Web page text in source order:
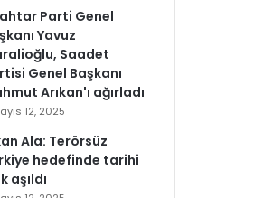
Parti Genel
Yavuz
Saadet
Genel Başkanı
Arıkan'ı ağırladı
12, 2025
Ala: Terörsüz
hedefinde tarihi
aşıldı